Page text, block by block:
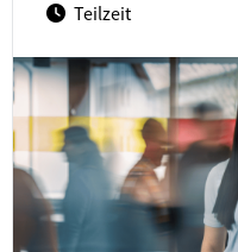
Teilzeit